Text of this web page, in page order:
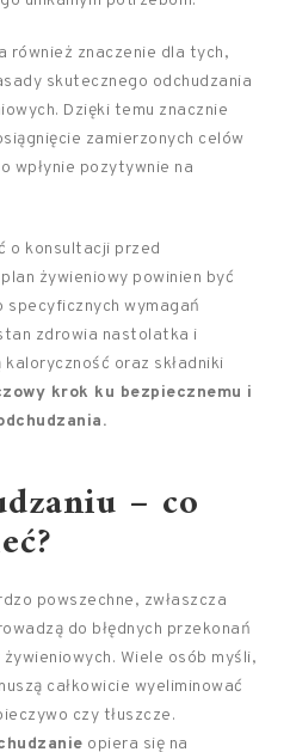
również znaczenie dla tych,
skutecznego odchudzania
Dzięki temu znacznie
zamierzonych celów
wpłynie pozytywnie na
o konsultacji przed
żywieniowy powinien być
specyficznych wymagań
zdrowia nastolatka i
oraz składniki
krok ku bezpiecznemu i
– co
powszechne, zwłaszcza
do błędnych przekonań
Wiele osób myśli,
całkowicie wyeliminować
czy tłuszcze.
opiera się na